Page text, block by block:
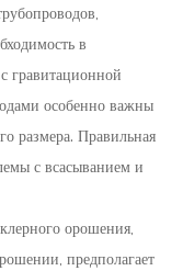
в
гравитационной
особенно важны
размера. Правильная
с всасыванием и
орошения,
предполагает